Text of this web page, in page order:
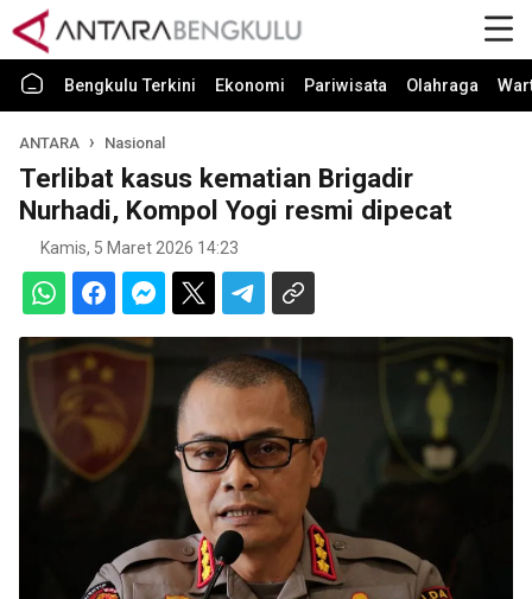
Bengkulu Terkini Ekonomi Pariwisata Olahraga
ANTARA Nasional
Terlibat kasus kematian Brigadir
Nurhadi, Kompol Yogi resmi dipecat
Kamis, 5 Maret 2026 14:23